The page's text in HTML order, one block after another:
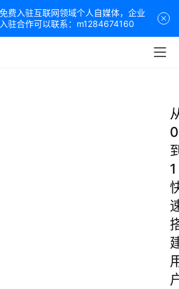
费入驻互联网领域个人自媒体，企业
驻合作可以联系：m1284674160
0
1